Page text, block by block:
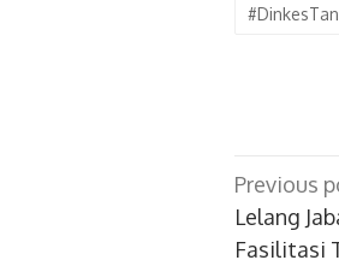
Post
Previous
Lelang
Fasilitasi